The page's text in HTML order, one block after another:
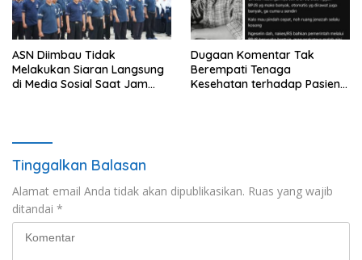
ASN Diimbau Tidak
Melakukan Siaran Langsung
di Media Sosial Saat Jam
Dugaan Komentar Tak
Berempati Tenaga
Kesehatan terhadap Pasien
Tinggalkan Balasan
Alamat email Anda tidak akan dipublikasikan. Ruas yang wajib
ditandai *